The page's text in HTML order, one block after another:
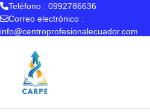
Teléfono : 0992786636
Correo electrónico :
info@centroprofesionalecuador.com